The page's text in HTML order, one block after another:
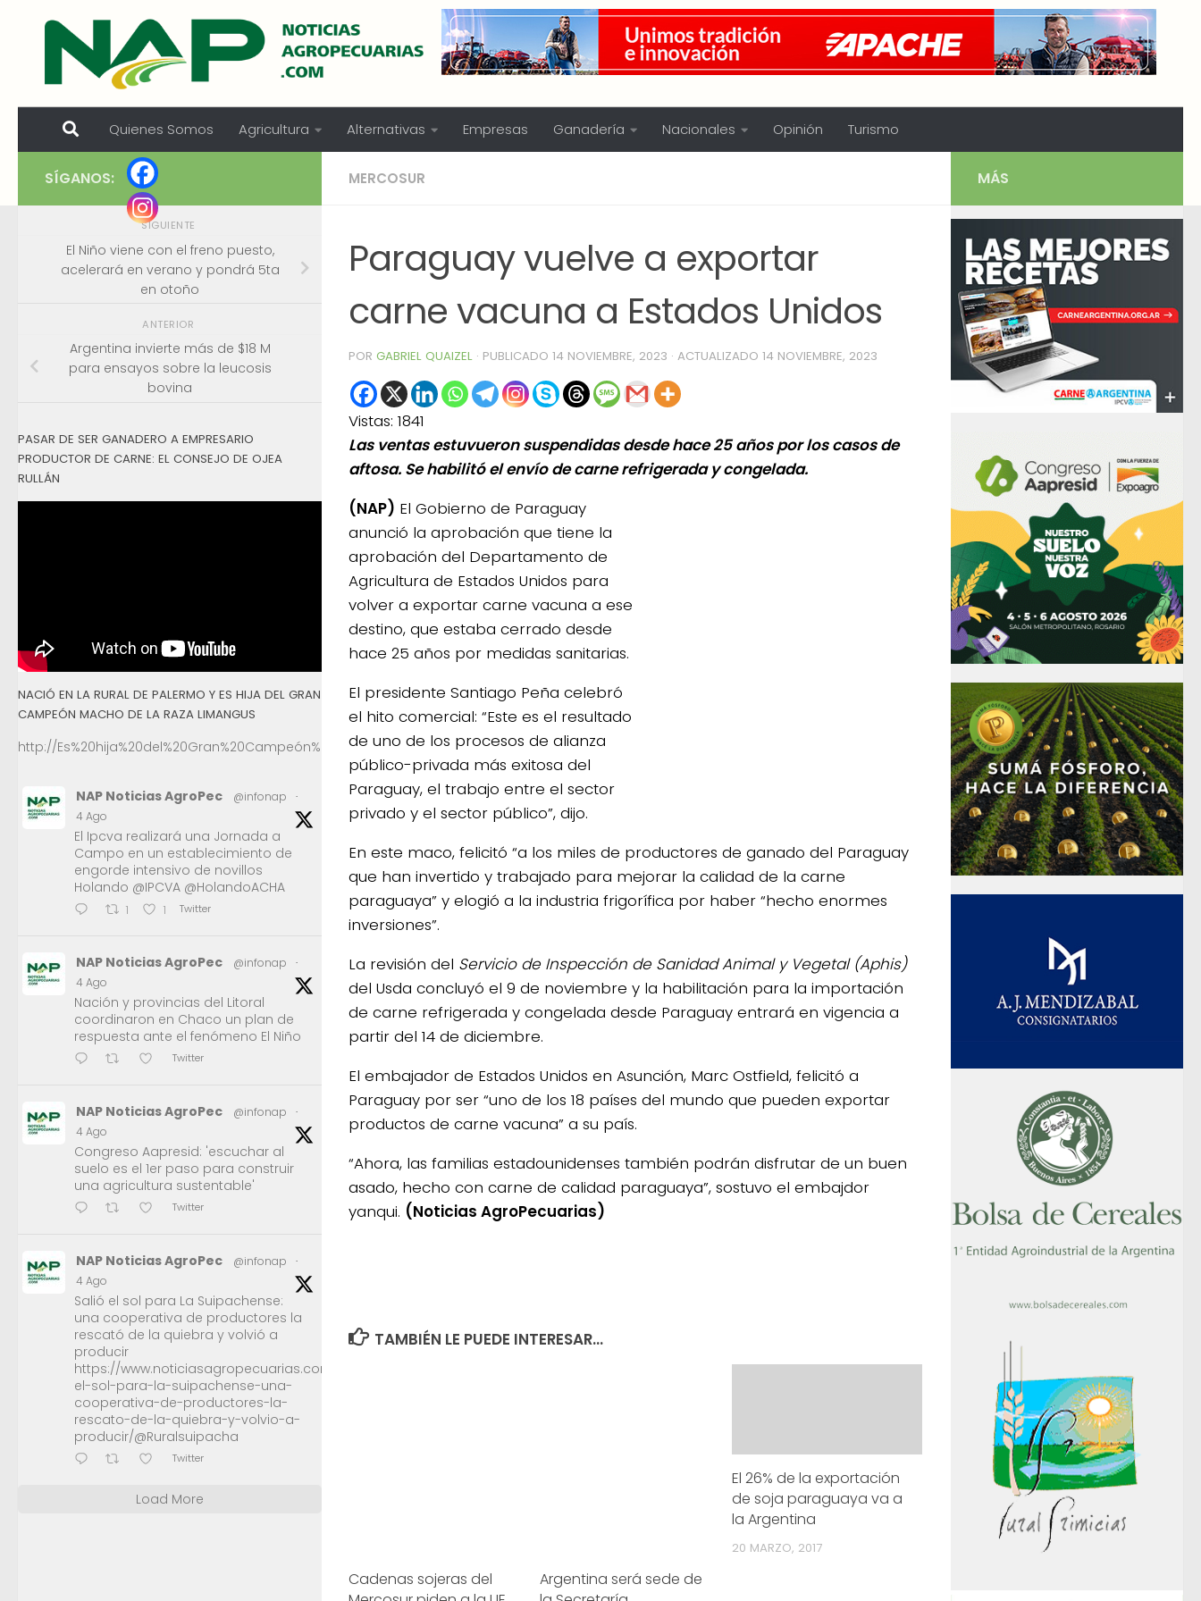
Skip to content
Quienes Somos Agricultura Alternativas Empresas Ganadería Nacionales Opinión Turismo
MERCOSUR
Paraguay vuelve a exportar
carne vacuna a Estados Unidos
POR GABRIEL QUAIZEL · PUBLICADO 14 NOVIEMBRE, 2023 · ACTUALIZADO 14 NOVIEMBRE, 2023
Vistas: 1841
Las ventas estuvueron suspendidas desde hace 25 años por los casos de
aftosa. Se habilitó el envío de carne refrigerada y congelada.
(NAP) El Gobierno de Paraguay
anunció la aprobación que tiene la
aprobación del Departamento de
Agricultura de Estados Unidos para
volver a exportar carne vacuna a ese
destino, que estaba cerrado desde
hace 25 años por medidas sanitarias.
El presidente Santiago Peña celebró
el hito comercial: “Este es el resultado
de uno de los procesos de alianza
público-privada más exitosa del
Paraguay, el trabajo entre el sector
privado y el sector público”, dijo.
En este maco, felicitó “a los miles de productores de ganado del Paraguay
que han invertido y trabajado para mejorar la calidad de la carne
paraguaya” y elogió a la industria frigorífica por haber “hecho enormes
inversiones”.
La revisión del Servicio de Inspección de Sanidad Animal y Vegetal (Aphis)
del Usda concluyó el 9 de noviembre y la habilitación para la importación
de carne refrigerada y congelada desde Paraguay entrará en vigencia a
partir del 14 de diciembre.
El embajador de Estados Unidos en Asunción, Marc Ostfield, felicitó a
Paraguay por ser “uno de los 18 países del mundo que pueden exportar
productos de carne vacuna” a su país.
“Ahora, las familias estadounidenses también podrán disfrutar de un buen
asado, hecho con carne de calidad paraguaya”, sostuvo el embajdor
yanqui. (Noticias AgroPecuarias)
TAMBIÉN LE PUEDE INTERESAR...
Cadenas sojeras del
Argentina será sede de
El 26% de la exportación
de soja paraguaya va a
la Argentina
20 MARZO, 2017
SÍGANOS:
SIGUIENTE
El Niño viene con el freno puesto,
acelerará en verano y pondrá 5ta
en otoño
ANTERIOR
Argentina invierte más de $18 M
para ensayos sobre la leucosis
bovina
PASAR DE SER GANADERO A EMPRESARIO
PRODUCTOR DE CARNE: EL CONSEJO DE OJEA
RULLÁN
NACIÓ EN LA RURAL DE PALERMO Y ES HIJA DEL GRAN
CAMPEÓN MACHO DE LA RAZA LIMANGUS
http://Es%20hija%20del%20Gran%20Campeón%20Macho%20de%20la%20Raza%20Limangus,
NAP Noticias AgroPec @infonap
·
4 Ago
El Ipcva realizará una Jornada a
Campo en un establecimiento de
engorde intensivo de novillos
Holando @IPCVA @HolandoACHA
1 1 Twitter
NAP Noticias AgroPec @infonap
·
4 Ago
Nación y provincias del Litoral
coordinaron en Chaco un plan de
respuesta ante el fenómeno El Niño
Twitter
NAP Noticias AgroPec @infonap
·
4 Ago
Congreso Aapresid: 'escuchar al
suelo es el 1er paso para construir
una agricultura sustentable'
Twitter
NAP Noticias AgroPec @infonap
·
4 Ago
Salió el sol para La Suipachense:
una cooperativa de productores la
rescató de la quiebra y volvió a
producir
https://www.noticiasagropecuarias.com/2026/08/04/salio-
el-sol-para-la-suipachense-una-
cooperativa-de-productores-la-
rescato-de-la-quiebra-y-volvio-a-
producir/@Ruralsuipacha
Twitter
Load More
MÁS